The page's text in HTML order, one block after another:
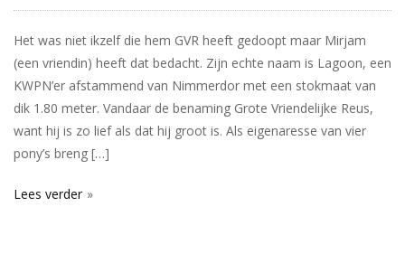
Het was niet ikzelf die hem GVR heeft gedoopt maar Mirjam
(een vriendin) heeft dat bedacht. Zijn echte naam is Lagoon, een
KWPN’er afstammend van Nimmerdor met een stokmaat van
dik 1.80 meter. Vandaar de benaming Grote Vriendelijke Reus,
want hij is zo lief als dat hij groot is. Als eigenaresse van vier
pony’s breng […]
Lees verder